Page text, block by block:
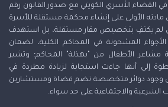
في القضاء الأسري الكويتي مع صدور القانون رقم
نص في مادته الأولى على إنشاء محكمة مستقلة للأسرة
لم يكتفِ بتخصيص مقار مستقلة، بل استهدف
الأجواء المشحونة في المحاكم الكلية، لضمان
الأطفال من "بهذلة" المحاكم؛ وتشير
إلى أنها جاءت استجابة لزيادة مطردة في
وجود دوائر متخصصة تضم قضاة ومستشارين
الشرعية والاجتماعية على حد سواء.